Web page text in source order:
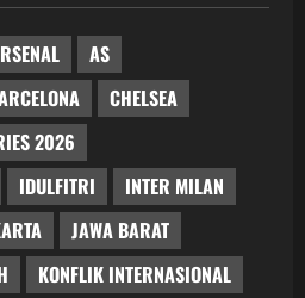
AS
CHELSEA
2026
IDULFITRI
INTER MILAN
JAWA BARAT
KONFLIK INTERNASIONAL